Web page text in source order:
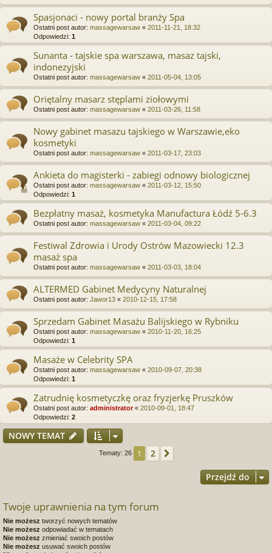
Spasjonaci - nowy portal branży Spa
Ostatni post autor: massagewarsaw « 2011-11-21, 18:32
Odpowiedzi: 1
Sunanta - tajskie spa warszawa, masaz tajski,
indonezyjski
Ostatni post autor: massagewarsaw « 2011-05-04, 13:05
Oriętalny masarz stęplami ziołowymi
Ostatni post autor: massagewarsaw « 2011-03-26, 11:58
Nowy gabinet masazu tajskiego w Warszawie,eko
kosmetyki
Ostatni post autor: massagewarsaw « 2011-03-17, 23:03
Ankieta do magisterki - zabiegi odnowy biologicznej
Ostatni post autor: massagewarsaw « 2011-03-12, 15:50
Odpowiedzi: 1
Bezpłatny masaż, kosmetyka Manufactura Łódź 5-6.3
Ostatni post autor: massagewarsaw « 2011-03-04, 09:22
Festiwal Zdrowia i Urody Ostrów Mazowiecki 12.3
masaż spa
Ostatni post autor: massagewarsaw « 2011-03-03, 18:04
ALTERMED Gabinet Medycyny Naturalnej
Ostatni post autor: Jawor13 « 2010-12-15, 17:58
Sprzedam Gabinet Masażu Balijskiego w Rybniku
Ostatni post autor: massagewarsaw « 2010-11-20, 16:25
Odpowiedzi: 1
Masaże w Celebrity SPA
Ostatni post autor: massagewarsaw « 2010-09-07, 20:38
Odpowiedzi: 1
Zatrudnię kosmetyczkę oraz fryzjerkę Pruszków
Ostatni post autor: administrator« 2010-09-01, 18:47
Odpowiedzi: 2
NOWY TEMAT
Tematy: 26 1 2
Przejdź do
Twoje uprawnienia na tym forum
Nie możesz tworzyć nowych tematów
Nie możesz odpowiadać w tematach
Nie możesz zmieniać swoich postów
Nie możesz usuwać swoich postów